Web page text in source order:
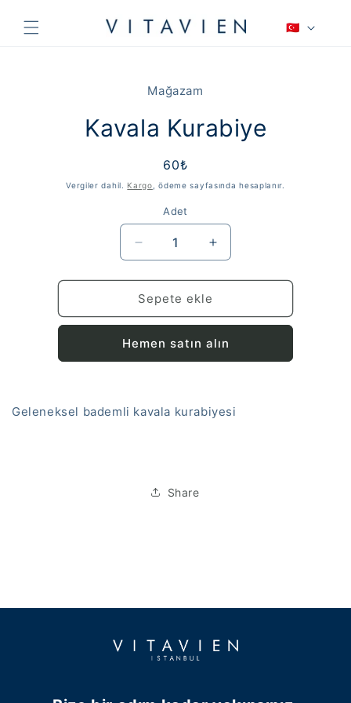
atla
🇹🇷
Mağazam
Kavala Kurabiye
Normal
fiyat
60₺
Vergiler dahil. Kargo , ödeme sayfasında hesaplanır.
Adet
Kavala
Kurabiye
için
adedi
azaltın
Kavala
Kurabiye
için
artırın
Sepete ekle
Hemen satın alın
Geleneksel bademli kavala kurabiyesi
Share